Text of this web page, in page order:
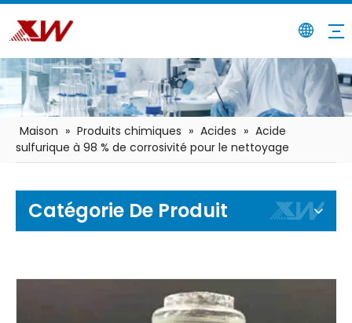
Maison » Produits chimiques » Acides » Acide
sulfurique à 98 % de corrosivité pour le nettoyage
Catégorie De Produit